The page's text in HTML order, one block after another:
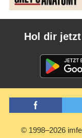
Hol dir
© 1998–2026